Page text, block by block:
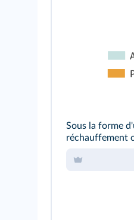
Sous la forme
réchauffement